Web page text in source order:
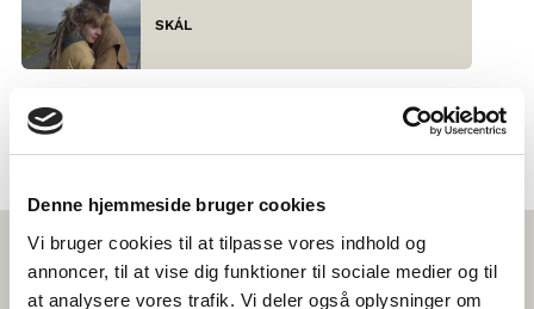
Denne hjemmeside bruger cookies
Vi bruger cookies til at tilpasse vores indhold og
annoncer, til at vise dig funktioner til sociale medier og til
at analysere vores trafik. Vi deler også oplysninger om
SKÁL
SAMANKALTAISTA